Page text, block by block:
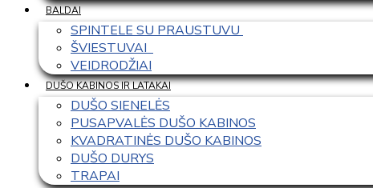
BALDAI
SPINTELE SU PRAUSTUVU
ŠVIESTUVAI
VEIDRODŽIAI
DUŠO KABINOS IR LATAKAI
DUŠO SIENELĖS
PUSAPVALĖS DUŠO KABINOS
KVADRATINĖS DUŠO KABINOS
DUŠO DURYS
TRAPAI